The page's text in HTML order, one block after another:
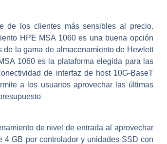
de los clientes más sensibles al precio.
HPE MSA 1060 es una buena opción
la gama de almacenamiento de Hewlett
1060 es la plataforma elegida para las
de interfaz de host 10G-BaseT
a los usuarios aprovechar las últimas
de nivel de entrada al aprovechar
4 GB por controlador y unidades SSD con